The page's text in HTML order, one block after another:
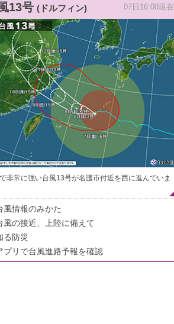
13号 (ドルフィン) 07日16:00現在
非常に強い台風13号が名護市付近を西に進んでいま
風情報のみかた
風の接近、上陸に備えて
る防災
プリで台風進路予報を確認